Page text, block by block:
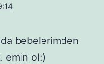
bebelerimden
emin ol:)